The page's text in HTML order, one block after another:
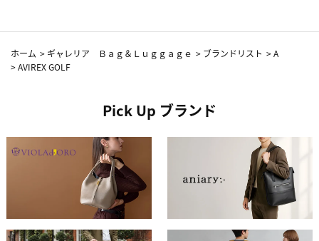
ホーム > ギャレリア Ｂａｇ＆Ｌｕｇｇａｇｅ > ブランドリスト >A
>AVIREX GOLF
Pick Up ブランド